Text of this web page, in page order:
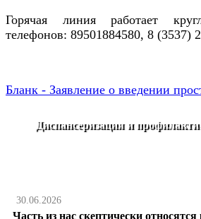
Горячая линия работает
телефонов: 89501884580, 8 (3537)
Бланк - Заявление о введении
Диспансеризация и
30.06.2026
Часть из нас скептически